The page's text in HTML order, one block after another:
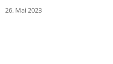
26. Mai 2023